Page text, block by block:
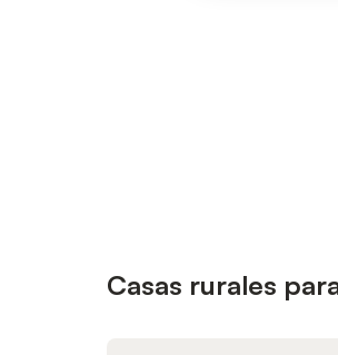
Casas rurales